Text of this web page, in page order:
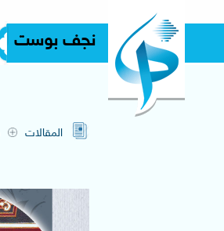
نجف بوست
المقالات